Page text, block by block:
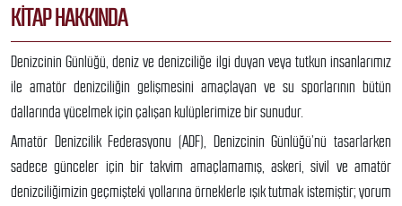
KITAP HAKKINDA
Denizcinin Günlüğü, deniz ve denizciliğe ilgi duyan veya tutkun insanlarımız
ile amatör denizciliğin gelişmesini amaçlayan ve su sporlarının bütün
dallarında yücelmek için çalışan kulüplerimize bir sunudur.
Amatör Denizcilik Federasyonu (ADF), Denizcinin Günlüğü’nü tasarlarken
sadece günceler için bir takvim amaçlamamış, askeri, sivil ve amatör
denizciliğimizin geçmişteki yollarına örneklerle ışık tutmak istemiştir; yorum